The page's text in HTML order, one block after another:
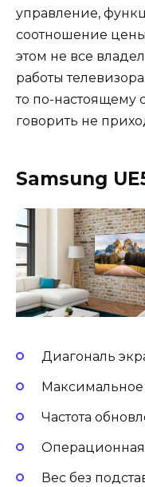
управление,
соотношение
этом не все
работы
то по-настоящему
говорить не
Samsung
Диагональ
Максимальное
Частота
Операционная
Вес без